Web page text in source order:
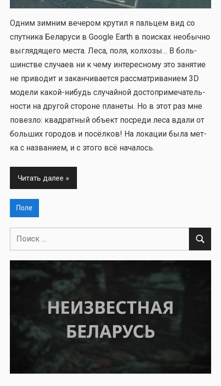
Одним зим­ним вече­ром кру­тил я паль­цем вид со
спут­ни­ка Бела­ру­си в Google Earth в поис­ках необыч­но
выгля­дя­ще­го места. Леса, поля, кол­хо­зы… В боль­
шин­стве слу­ча­ев ни к чему инте­рес­но­му это заня­тие
не при­во­дит и закан­чи­ва­ет­ся рас­смат­ри­ва­ни­ем 3D
моде­ли какой-нибудь слу­чай­ной досто­при­ме­ча­тель­
но­сти на дру­гой сто­роне пла­не­ты. Но в этот раз мне
повез­ло: квад­рат­ный объ­ект посре­ди леса вда­ли от
боль­ших горо­дов и посёл­ков! На лока­ции была мет­
ка с назва­ни­ем, и с это­го всё нача­лось.
Читать далее
Поле
Поиск
для:
Поиск